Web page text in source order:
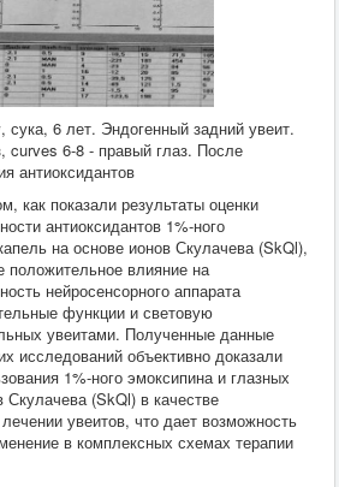
сука, 6 лет. Эндогенный задний увеит.
curves 6-8 - правый глаз. После
антиоксидантов
как показали результаты оценки
антиоксидантов 1%-ного
на основе ионов Скулачева (SkQl),
положительное влияние на
нейросенсорного аппарата
функции и световую
увеитами. Полученные данные
исследований объективно доказали
1%-ного эмоксипина и глазных
Скулачева (SkQl) в качестве
увеитов, что дает возможность
в комплексных схемах терапии